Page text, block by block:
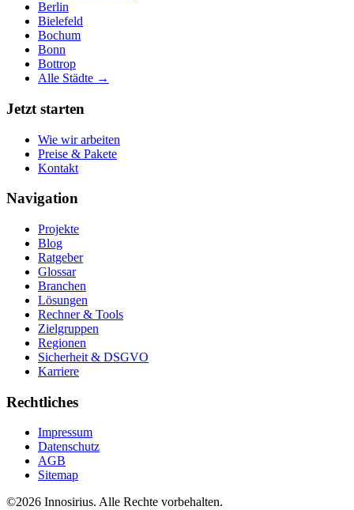
Berlin
Bielefeld
Bochum
Bonn
Bottrop
Alle Städte →
Jetzt starten
Wie wir arbeiten
Preise & Pakete
Kontakt
Navigation
Projekte
Blog
Ratgeber
Glossar
Branchen
Lösungen
Rechner & Tools
Zielgruppen
Regionen
Sicherheit & DSGVO
Karriere
Rechtliches
Impressum
Datenschutz
AGB
Sitemap
©2026 Innosirius. Alle Rechte vorbehalten.